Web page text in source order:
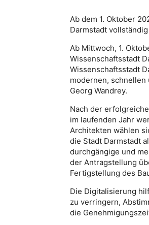
Ab dem 1. Oktober
Darmstadt
Ab Mittwoch, 1.
Wissenschaftsstadt
Wissenschaftsstadt
modernen, schnellen
Georg Wandrey.
Nach der
im laufenden Jahr
Architekten wählen
die Stadt Darmstadt
durchgängige und
der Antragstellung
Fertigstellung des
Die Digitalisierung
zu verringern,
die